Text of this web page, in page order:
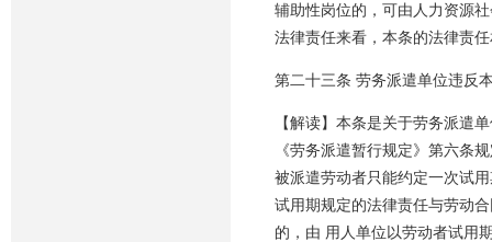
辅助性岗位的，可由人力资源
法律责任来看，本条的法律责
第二十三条 劳务派遣单位违反
【解读】本条是关于劳务派遣
《劳务派遣暂行规定》第六条
被派遣劳动者只能约定一次试
试用期规定的法律责任与劳动
的，由 用人单位以劳动者试用